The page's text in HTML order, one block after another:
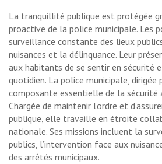
La tranquillité publique est protégée
proactive de la police municipale. Les
surveillance constante des lieux
nuisances et la délinquance. Leur
aux habitants de se sentir en sécurité
quotidien. La police municipale, dirigée
composante essentielle de la sécurité
Chargée de maintenir l’ordre et
publique, elle travaille en étroite
nationale. Ses missions incluent la
publics, l’intervention face aux
des arrêtés municipaux.